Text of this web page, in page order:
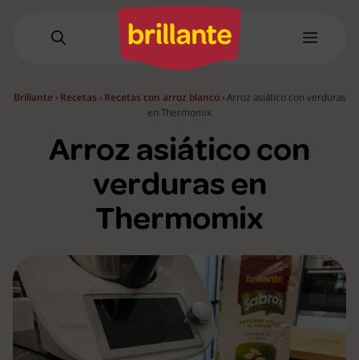
Menú
Brillante › Recetas › Recetas con arroz blanco›Arroz asiático con verduras
en Thermomix
Arroz asiático con
verduras en
Thermomix